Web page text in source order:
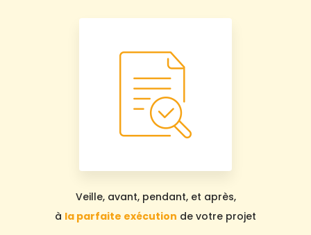
Veille, avant, pendant, et après,
à la parfaite exécution de votre projet